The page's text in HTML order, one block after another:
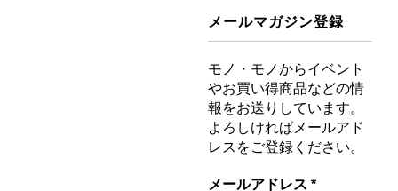
メールマガジン登録
モノ・モノからイベント
やお買い得商品などの情
報をお送りしています。
よろしければメールアド
レスをご登録ください。
メールアドレス *